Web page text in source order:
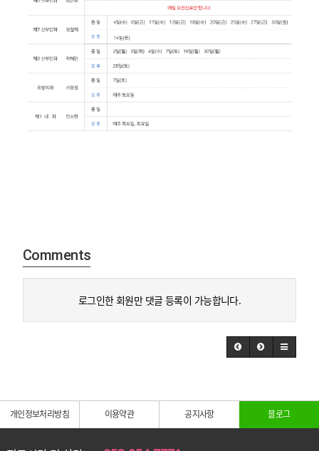
Comments
로그인한 회원만 댓글 등록이 가능합니다.
개인정보처리방침 이용약관 공지사항 블로그